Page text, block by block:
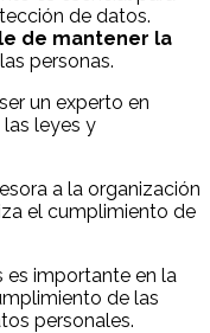
de datos.
de mantener la
personas.
un experto en
leyes y
a la organización
el cumplimiento de
importante en la
de las
personales.